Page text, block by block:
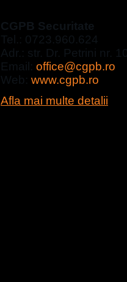
CGPB Securitate
Tel.: 0723.960.624
Adr.: str. Dr. Petrini nr.
Email: office@cgpb.ro
Web: www.cgpb.ro
Afla mai multe detalii